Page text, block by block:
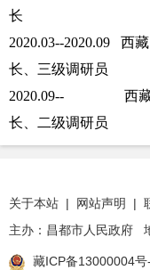
长
2020.03--2020.09 西
长、三级调研员
2020.09-- 西藏自
长、二级调研员
关于本站 | 网站声明 |
主办：昌都市人民政府
藏ICP备13000004号